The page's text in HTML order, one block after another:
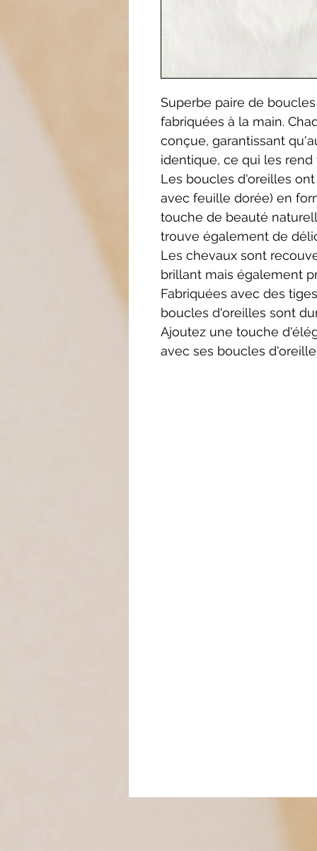
Superbe paire de
fabriquées à la main.
conçue, garantissant
identique, ce qui les
Les boucles d'oreilles
avec feuille dorée) en
touche de beauté
trouve également de
Les chevaux sont
brillant mais également
Fabriquées avec des
boucles d'oreilles sont
Ajoutez une touche
avec ses boucles